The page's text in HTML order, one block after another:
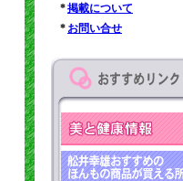
*掲載について
* お問い合せ